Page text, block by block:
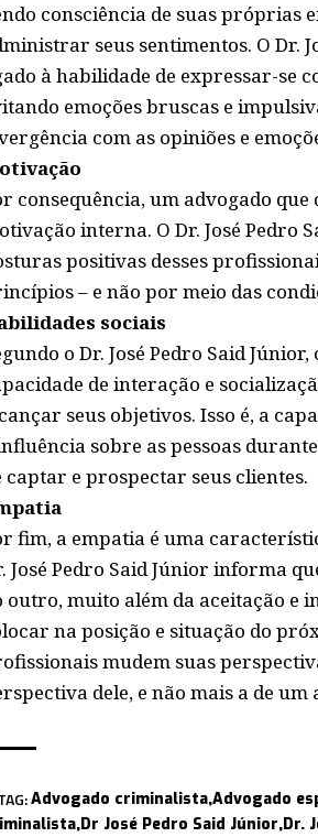
consciência de suas próprias
seus sentimentos. O Dr.
à habilidade de expressar-se
emoções bruscas e
com as opiniões e
consequência, um advogado
interna. O Dr. José Pedro
positivas desses
– e não por meio das
sociais
o Dr. José Pedro Said
de interação e
seus objetivos. Isso é, a
sobre as pessoas
captar e prospectar seus clientes.
fim, a empatia é uma
José Pedro Said Júnior informa
outro, muito além da aceitação e
na posição e situação do
mudem suas
dele, e não mais a de um
Advogado criminalista Advogado
Dr José Pedro Said Júnior Dr.